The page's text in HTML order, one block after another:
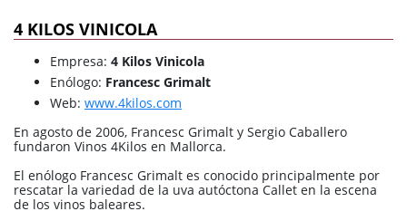
4 KILOS VINICOLA
Empresa: 4 Kilos Vinicola
Enólogo: Francesc Grimalt
Web: www.4kilos.com
En agosto de 2006, Francesc Grimalt y Sergio Caballero
fundaron Vinos 4Kilos en Mallorca.
El enólogo Francesc Grimalt es conocido principalmente por
rescatar la variedad de la uva autóctona Callet en la escena
de los vinos baleares.